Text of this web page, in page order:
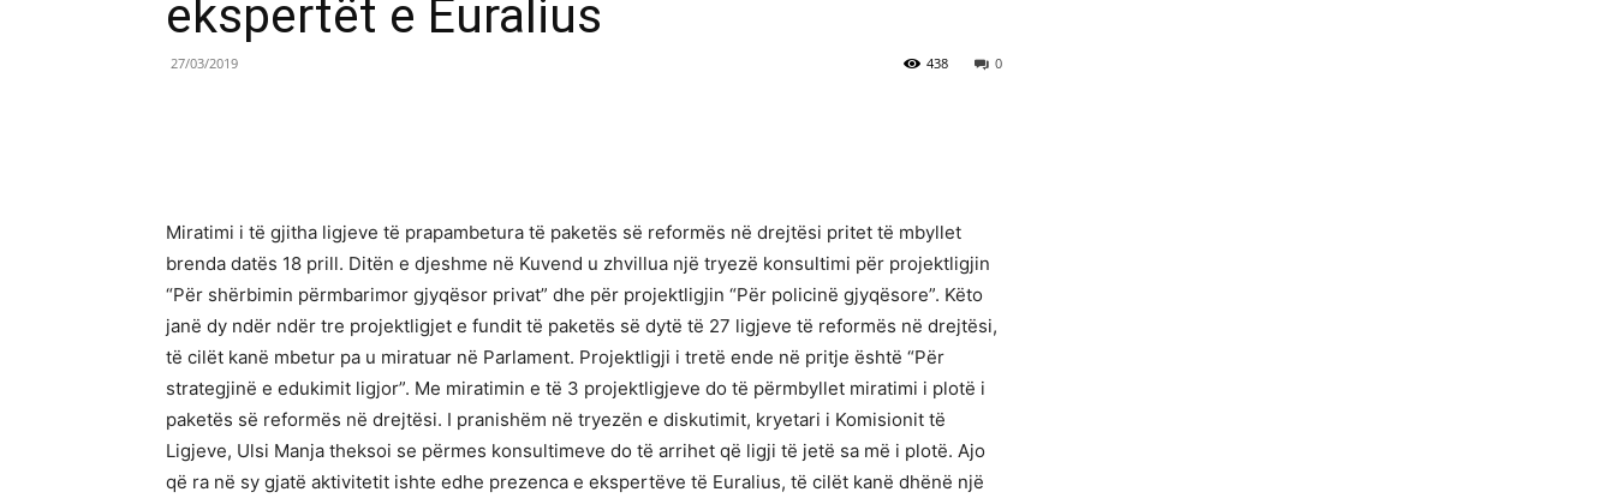
ekspertët e Euralius
27/03/2019 0
438
Miratimi i të gjitha ligjeve të prapambetura të paketës së reformës në drejtësi pritet të mbyllet
brenda datës 18 prill. Ditën e djeshme në Kuvend u zhvillua një tryezë konsultimi për projektligjin
“Për shërbimin përmbarimor gjyqësor privat” dhe për projektligjin “Për policinë gjyqësore”. Këto
janë dy ndër ndër tre projektligjet e fundit të paketës së dytë të 27 ligjeve të reformës në drejtësi,
të cilët kanë mbetur pa u miratuar në Parlament. Projektligji i tretë ende në pritje është “Për
strategjinë e edukimit ligjor”. Me miratimin e të 3 projektligjeve do të përmbyllet miratimi i plotë i
paketës së reformës në drejtësi. I pranishëm në tryezën e diskutimit, kryetari i Komisionit të
Ligjeve, Ulsi Manja theksoi se përmes konsultimeve do të arrihet që ligji të jetë sa më i plotë. Ajo
që ra në sy gjatë aktivitetit ishte edhe prezenca e ekspertëve të Euralius, të cilët kanë dhënë një